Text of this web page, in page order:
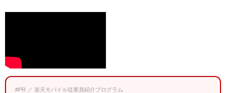
#PR ／ 楽天モバイル従業員紹介プログラム